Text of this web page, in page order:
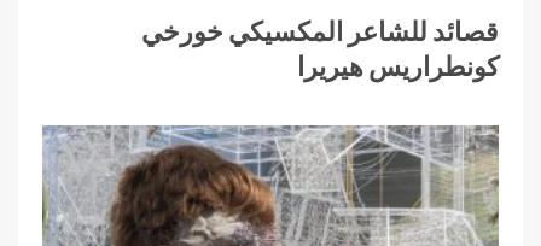
قصائد للشاعر المكسيكي خورخي
كونطراريس هيريرا